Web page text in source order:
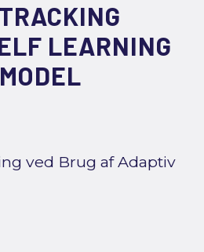
LEARNING
ved Brug af Adaptiv